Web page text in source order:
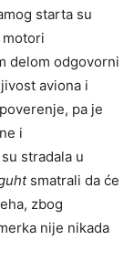
starta su
delom odgovorni
aviona i
pa je
i
stradala u
smatrali da će
zbog
nije nikada